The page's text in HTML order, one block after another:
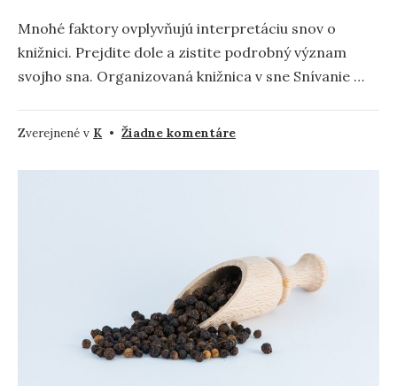
Mnohé faktory ovplyvňujú interpretáciu snov o
knižnici. Prejdite dole a zistite podrobný význam
svojho sna. Organizovaná knižnica v sne Snívanie …
Zverejnené v K • Žiadne komentárena
–
snov